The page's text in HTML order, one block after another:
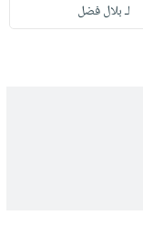
لـ بلال فضل